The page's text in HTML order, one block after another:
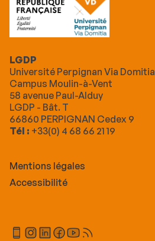
LGDP
Université Perpignan Via Domitia
Campus Moulin-à-Vent
58 avenue Paul-Alduy
LGDP - Bât. T
66860 PERPIGNAN Cedex 9
Tél : +33(0) 4 68 66 21 19
Mentions légales
Accessibilité